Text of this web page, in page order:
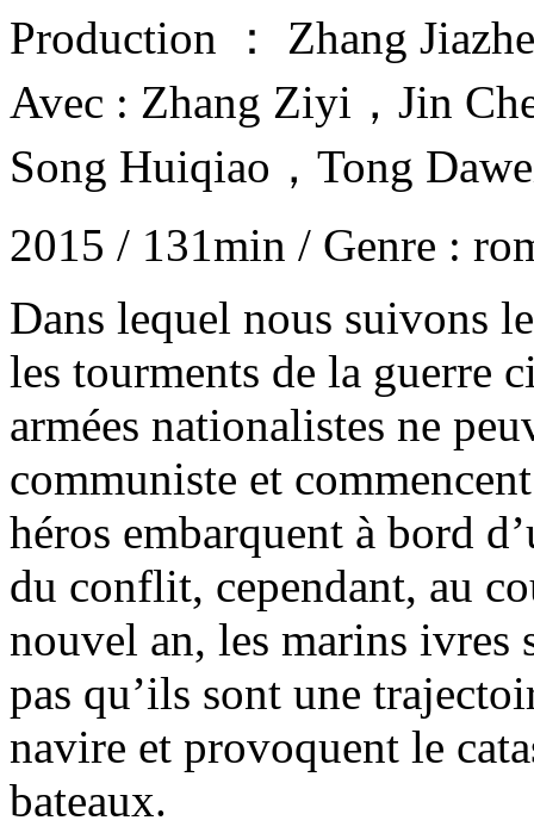
Production ： Zhang
Avec : Zhang Ziyi，Jin
Song Huiqiao，Tong
2015 / 131min / Genre :
Dans lequel nous suivons
les tourments de la guerre
armées nationalistes ne
communiste et
héros embarquent à bord
du conflit, cependant, au
nouvel an, les marins ivres
pas qu’ils sont une
navire et provoquent le
bateaux.